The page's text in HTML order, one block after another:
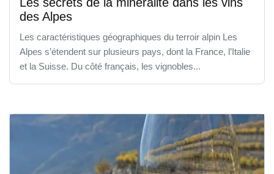
des Alpes
Les caractéristiques géographiques du terroir alpin Les
Alpes s’étendent sur plusieurs pays, dont la France, l’Italie
et la Suisse. Du côté français, les vignobles...